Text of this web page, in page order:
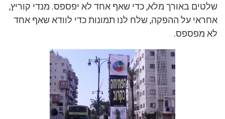
שלטים באורך מלא, כדי שאף אחד לא יפספס. מנדי קוריץ,
אחראי על ההפקה, שלח לנו תמונות כדי לוודא שאף אחד
לא מפספס.